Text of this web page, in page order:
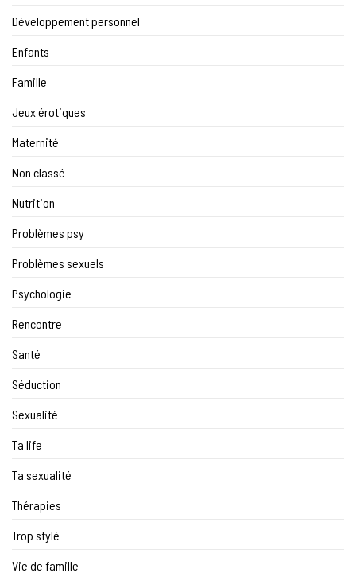
Développement personnel
Enfants
Famille
Jeux érotiques
Maternité
Non classé
Nutrition
Problèmes psy
Problèmes sexuels
Psychologie
Rencontre
Santé
Séduction
Sexualité
Ta life
Ta sexualité
Thérapies
Trop stylé
Vie de famille